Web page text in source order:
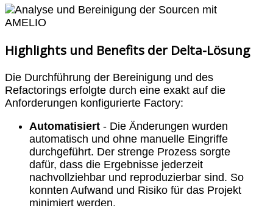
Highlights und Benefits der Delta-Lösung
Die Durchführung der Bereinigung und des
Refactorings erfolgte durch eine exakt auf die
Anforderungen konfigurierte Factory:
Automatisiert - Die Änderungen wurden
automatisch und ohne manuelle Eingriffe
durchgeführt. Der strenge Prozess sorgte
dafür, dass die Ergebnisse jederzeit
nachvollziehbar und reproduzierbar sind. So
konnten Aufwand und Risiko für das Projekt
minimiert werden.